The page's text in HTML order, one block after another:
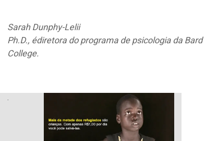
Sarah Dunphy-Lelii
Ph.D., édiretora do programa de psicologia da Bard
College.